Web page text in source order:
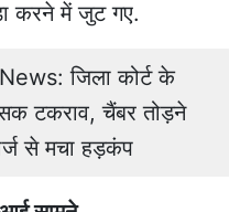
करने में जुट गए.
जिला कोर्ट के
टकराव, चैंबर तोड़ने
से मचा हड़कंप